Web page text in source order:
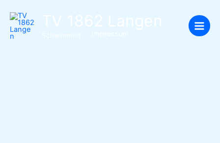
Inhalt
springen
TV 1862 Langen
Schwimmen Impressum